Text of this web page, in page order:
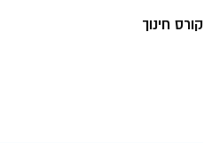
קורס חינוך